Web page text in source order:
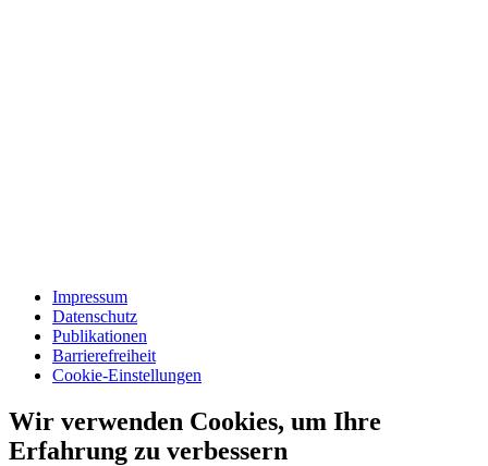
Impressum
Datenschutz
Publikationen
Barrierefreiheit
Cookie-Einstellungen
Wir verwenden Cookies, um Ihre
Erfahrung zu verbessern